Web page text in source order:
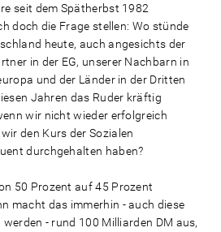
seit dem Spätherbst 1982
doch die Frage stellen: Wo stünde
heute, auch angesichts der
in der EG, unserer Nachbarn in
und der Länder in der Dritten
Jahren das Ruder kräftig
wir nicht wieder erfolgreich
den Kurs der Sozialen
durchgehalten haben?
50 Prozent auf 45 Prozent
macht das immerhin - auch diese
- rund 100 Milliarden DM aus,